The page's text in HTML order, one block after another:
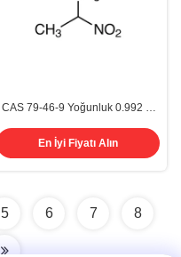
CAS 79-46-9 Yoğunluk 0.992 2-
Renksiz ila Soluk Sarı Çözelti
En İyi Fiyatı Alın
5 6 7 8